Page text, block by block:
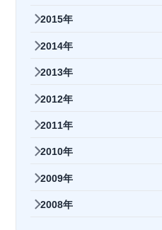
2015年
2014年
2013年
2012年
2011年
2010年
2009年
2008年